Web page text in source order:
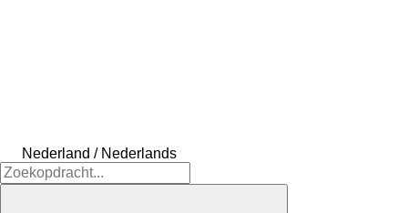
Nederland / Nederlands